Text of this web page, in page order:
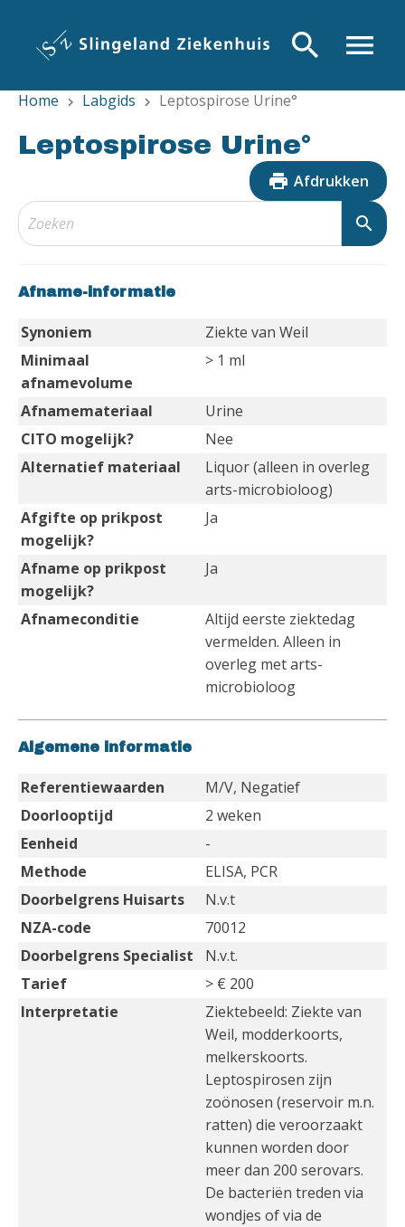
inhoud
menu
search
Home chevron_right Labgids chevron_right Leptospirose Urine°
Leptospirose Urine°
print Afdrukken
search
Afname-informatie
Synoniem
Ziekte van Weil
Minimaal
afnamevolume
> 1 ml
Afnamemateriaal
Urine
CITO mogelijk?
Nee
Alternatief materiaal
Liquor (alleen in overleg
arts-microbioloog)
Afgifte op prikpost
mogelijk?
Ja
Afname op prikpost
mogelijk?
Ja
Afnameconditie
Altijd eerste ziektedag
vermelden. Alleen in
overleg met arts-
microbioloog
Algemene informatie
Referentiewaarden
M/V, Negatief
Doorlooptijd
2 weken
Eenheid
-
Methode
ELISA, PCR
Doorbelgrens Huisarts
N.v.t
NZA-code
70012
Doorbelgrens Specialist
N.v.t.
Tarief
> € 200
Interpretatie
Ziektebeeld: Ziekte van
Weil, modderkoorts,
melkerskoorts.
Leptospirosen zijn
zoönosen (reservoir m.n.
ratten) die veroorzaakt
kunnen worden door
meer dan 200 serovars.
De bacteriën treden via
wondjes of via de